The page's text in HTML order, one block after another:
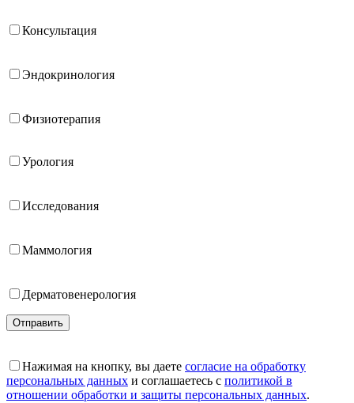
Консультация
Эндокринология
Физиотерапия
Урология
Исследования
Маммология
Дерматовенерология
Отправить
Нажимая на кнопку, вы даете согласие на обработку
персональных данных и соглашаетесь с политикой в
отношении обработки и защиты персональных данных.